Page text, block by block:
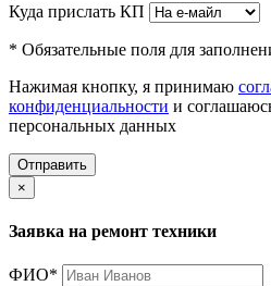
Куда прислать КП
* Обязательные поля для
Нажимая кнопку, я принимаю
конфиденциальности и
персональных данных
Отправить
×
Заявка на ремонт техники
ФИО*